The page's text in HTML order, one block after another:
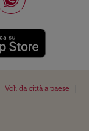
Voli da città a paese